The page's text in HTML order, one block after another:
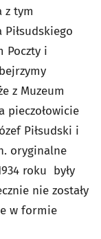
z tym
Piłsudskiego
Poczty i
z Muzeum
pieczołowicie
Piłsudski i
oryginalne
roku były
nie zostały
w formie